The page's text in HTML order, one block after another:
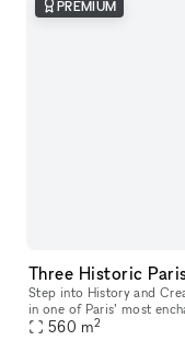
PREMIUM
Three Historic
Step into History and
in one of Paris’ most
venue offers a one-of-a-
560 m2